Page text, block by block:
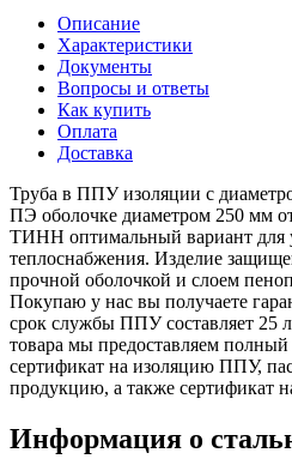
Описание
Характеристики
Документы
Вопросы и ответы
Как купить
Оплата
Доставка
Труба в ППУ изоляции с
ПЭ оболочке диаметром 250 мм
ТИНН оптимальный вариант для
теплоснабжения. Изделие
прочной оболочкой и слоем
Покупаю у нас вы получаете
срок службы ППУ составляет 25
товара мы предоставляем
сертификат на изоляцию ППУ,
продукцию, а также сертификат
Информация о